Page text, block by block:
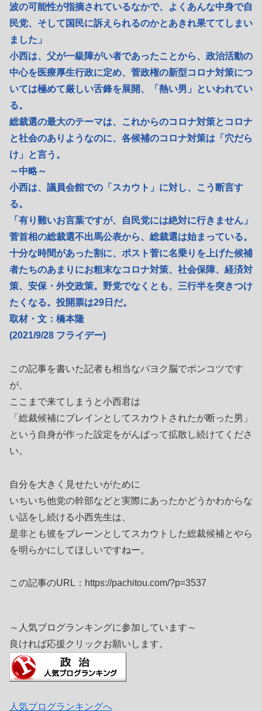
波の可能性が指摘されているなかで、よくあんな中身で自
民党、そして国民に訴えられるのかとあきれ果ててしまい
ました」
小西は、父が一級障がい者であったことから、政治活動の
中心を医療厚生行政に定め、菅政権の新型コロナ対策につ
いては極めて厳しい舌鋒を展開、「熱い男」といわれてい
る。
総裁選の最大のテーマは、これからのコロナ対策とコロナ
と社会のありようなのに、各候補のコロナ対策は「穴だら
け」と言う。
～中略～
小西は、議員会館での「スカウト」に対し、こう断言す
る。
「有り難いお言葉ですが、自民党には絶対に行きません」
菅首相の総裁選不出馬公表から、総裁選は始まっている。
十分な時間があった割に、ポスト菅に名乗りを上げた候補
者たちのあまりにお粗末なコロナ対策、社会保障、経済対
策、安保・外交政策。野党でなくとも、三行半を突きつけ
たくなる。投開票は29日だ。
取材・文：橋本隆
(2021/9/28 フライデー)
この記事を書いた記者も相当なパヨク脳でポンコツです
が、
ここまで来てしまうと小西君は
「総裁候補にブレインとしてスカウトされたが断った男」
という自身が作った設定をがんばって拡散し続けてくださ
い。
自分を大きく見せたいがために
いちいち他党の幹部などと実際にあったかどうかわからな
い話をし続ける小西先生は、
是非とも彼をブレーンとしてスカウトした総裁候補とやら
を明らかにしてほしいですねー。
この記事のURL：https://pachitou.com/?p=3537
～人気ブログランキングに参加しています～
良ければ応援クリックお願いします。
人気ブログランキングへ